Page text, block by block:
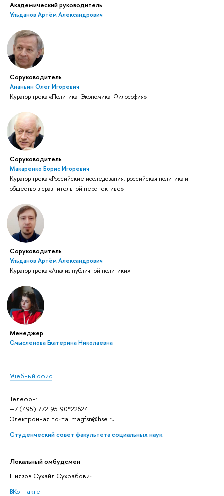
Академический руководитель
Ульданов Артём Александрович
Соруководитель
Ананьин Олег Игоревич
Куратор трека «Политика. Экономика. Философия»
Соруководитель
Макаренко Борис Игоревич
Куратор трека «Российские исследования: российская политика и
общество в сравнительной перспективе»
Соруководитель
Ульданов Артём Александрович
Куратор трека «Анализ публичной политики»
Менеджер
Смысленова Екатерина Николаевна
Учебный офис
Телефон:
+7 (495) 772-95-90*22624
Электронная почта: magfsn@hse.ru
Студенческий совет факультета социальных наук
Локальный омбудсмен
Ниязов Сухайл Сухрабович
ВКонтакте